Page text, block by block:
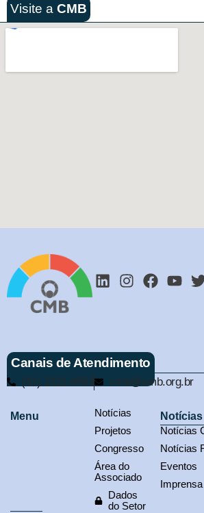
Visite a CMB
Canais de Atendimento
(61) 3321-9563 cmb@cmb.org.br
Menu
Notícias
Projetos
Congresso
Área do
Associado
Dados
do Setor
Notícias
Notícias
Notícias
Eventos
Imprensa